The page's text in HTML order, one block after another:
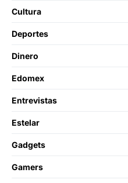
Cultura
Deportes
Dinero
Edomex
Entrevistas
Estelar
Gadgets
Gamers